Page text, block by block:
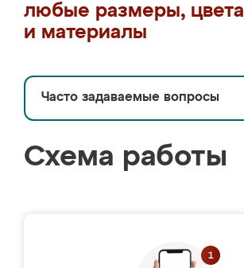
любые размеры, цвета
и материалы
Часто задаваемые вопросы
Схема работы